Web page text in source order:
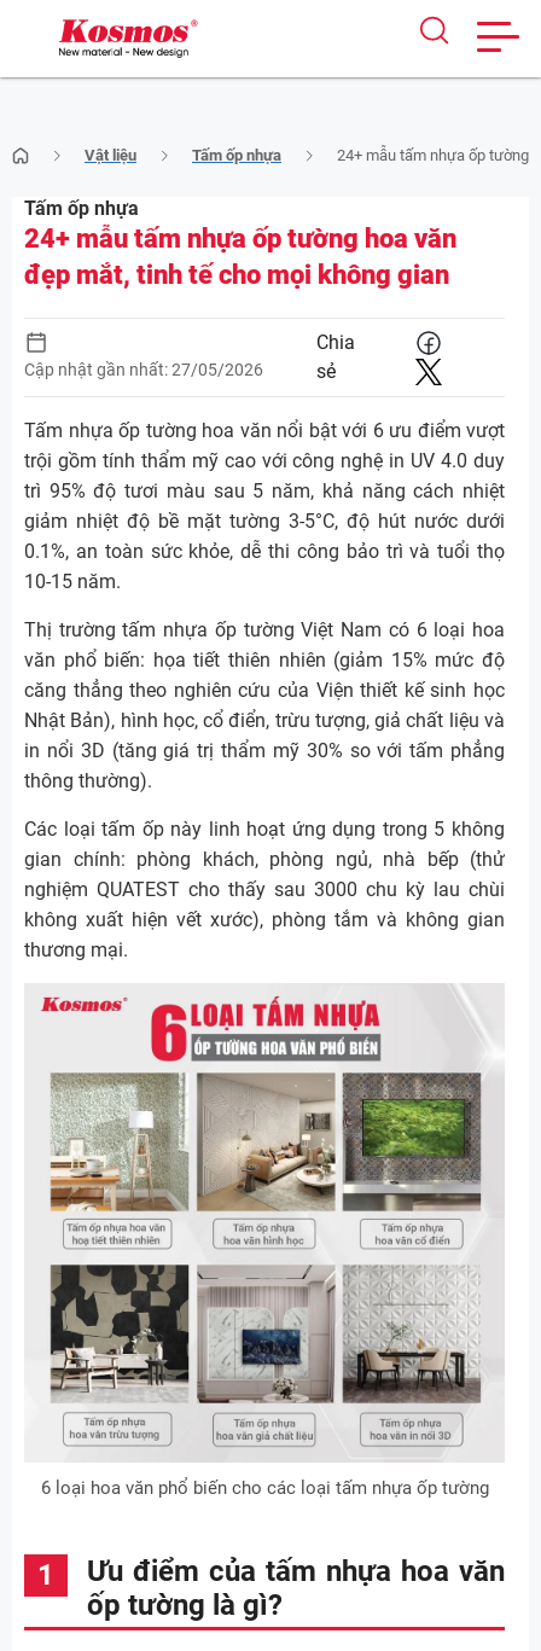
to
content
Vật liệu Tấm ốp nhựa 24+ mẫu tấm nhựa ốp tường
Tấm ốp nhựa
24+ mẫu tấm nhựa ốp tường hoa văn
đẹp mắt, tinh tế cho mọi không gian
Cập nhật gần nhất: 27/05/2026
Chia
sẻ
Tấm nhựa ốp tường hoa văn nổi bật với 6 ưu điểm vượt
trội gồm tính thẩm mỹ cao với công nghệ in UV 4.0 duy
trì 95% độ tươi màu sau 5 năm, khả năng cách nhiệt
giảm nhiệt độ bề mặt tường 3-5°C, độ hút nước dưới
0.1%, an toàn sức khỏe, dễ thi công bảo trì và tuổi thọ
10-15 năm.
Thị trường tấm nhựa ốp tường Việt Nam có 6 loại hoa
văn phổ biến: họa tiết thiên nhiên (giảm 15% mức độ
căng thẳng theo nghiên cứu của Viện thiết kế sinh học
Nhật Bản), hình học, cổ điển, trừu tượng, giả chất liệu và
in nổi 3D (tăng giá trị thẩm mỹ 30% so với tấm phẳng
thông thường).
Các loại tấm ốp này linh hoạt ứng dụng trong 5 không
gian chính: phòng khách, phòng ngủ, nhà bếp (thử
nghiệm QUATEST cho thấy sau 3000 chu kỳ lau chùi
không xuất hiện vết xước), phòng tắm và không gian
thương mại.
6 loại hoa văn phổ biến cho các loại tấm nhựa ốp tường
Ưu điểm của tấm nhựa hoa văn
ốp tường là gì?